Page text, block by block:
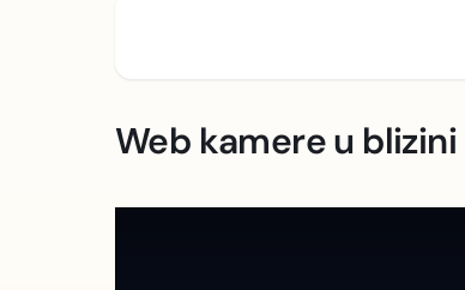
Web kamere u blizini